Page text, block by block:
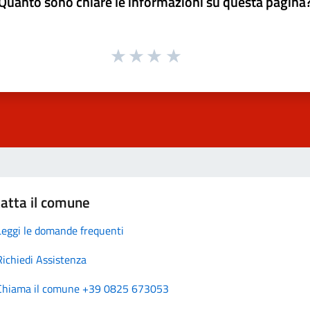
il comune
le domande frequenti
Assistenza
il comune +39 0825 673053